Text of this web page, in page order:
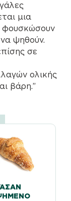
μια
φουσκώσουν
ψηθούν.
σε
ολικής
βάρη.”